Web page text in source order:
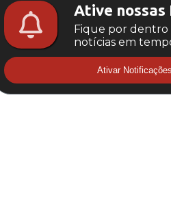
Ative
Fique por dentro
notícias em
Ativar Notificações